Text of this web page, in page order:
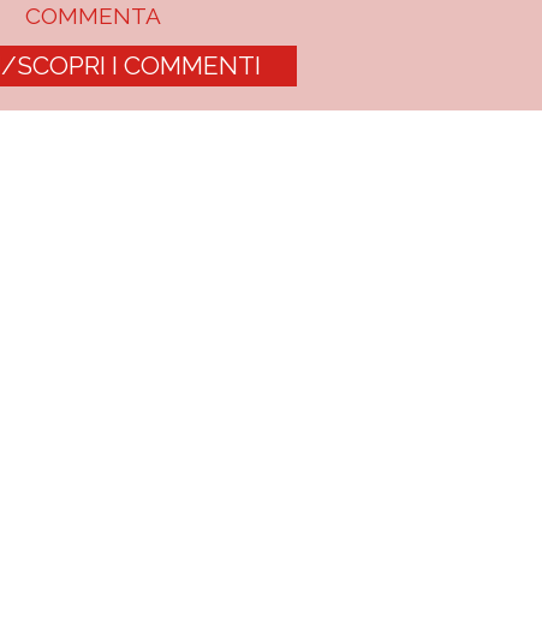
COMMENTA
SCOPRI I COMMENTI